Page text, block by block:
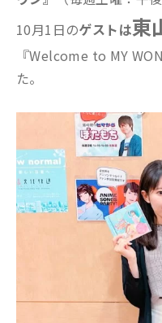
10月1日のゲストは東
『Welcome to MY
た。